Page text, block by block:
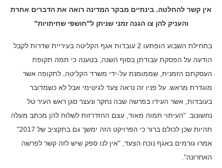
אין קשר להחלטה. בינתיים מבקר המדינה רואה את הדברים אחרת
והעניק להן צו הגנה זמני שניתן ל"חושפי שחיתויות"
בתחילת השבוע הופתעו 2 עובדות אגף הקליטה בעיריית שדרות לקבל
הודעה על הפסקת עבודתן בסוף השנה, בטענה כי תמה תקופת
העסקתם הזמנית, שממומנת על-ידי משרד הקליטה, לתקופה אשר
מוגדרת מראש. על פניו זה נראה צעד לגיטימי אבל לא כשמדובר
בעובדות, אשר העידו בפרשה שבה נחקר ונעצר סגן ראש העיר טל
נחשונוב. "העיתוי תמוה מאוד, עצם ההזדרזות לשלוח להן מכתב מעלה
תהיות שכן לכולם ברור כי הפרויקט הזה ימשך גם בתקציב של 2017"
אמרו גורמים באגף נוכח הצעד, "אין לנו ספק שיש לזה קשר לפרשה
האחרונה".